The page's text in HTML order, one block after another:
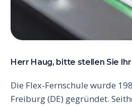
Herr Haug, bitte stellen Sie
Die Flex-Fernschule wurde
Freiburg (DE) gegründet.